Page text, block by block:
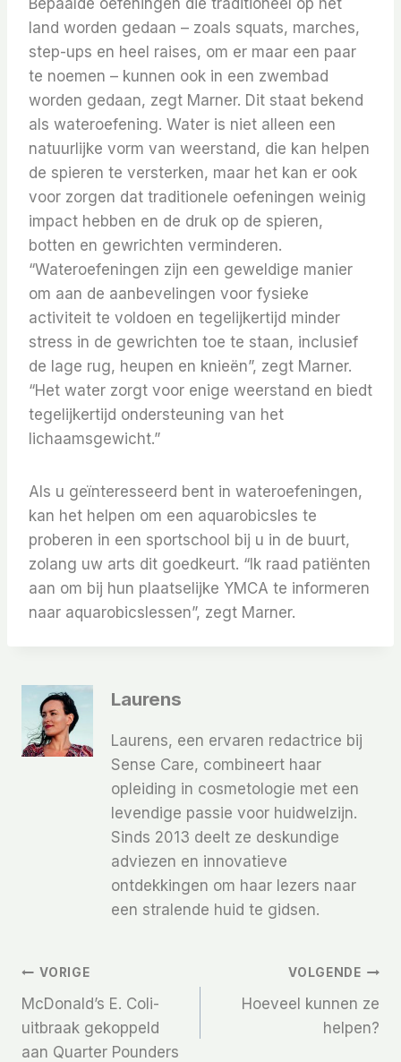
Bepaalde oefeningen die traditioneel op het
land worden gedaan – zoals squats, marches,
step-ups en heel raises, om er maar een paar
te noemen – kunnen ook in een zwembad
worden gedaan, zegt Marner. Dit staat bekend
als wateroefening. Water is niet alleen een
natuurlijke vorm van weerstand, die kan helpen
de spieren te versterken, maar het kan er ook
voor zorgen dat traditionele oefeningen weinig
impact hebben en de druk op de spieren,
botten en gewrichten verminderen.
“Wateroefeningen zijn een geweldige manier
om aan de aanbevelingen voor fysieke
activiteit te voldoen en tegelijkertijd minder
stress in de gewrichten toe te staan, inclusief
de lage rug, heupen en knieën”, zegt Marner.
“Het water zorgt voor enige weerstand en biedt
tegelijkertijd ondersteuning van het
lichaamsgewicht.”
Als u geïnteresseerd bent in wateroefeningen,
kan het helpen om een ​​aquarobicsles te
proberen in een sportschool bij u in de buurt,
zolang uw arts dit goedkeurt. “Ik raad patiënten
aan om bij hun plaatselijke YMCA te informeren
naar aquarobicslessen”, zegt Marner.
Laurens
Laurens, een ervaren redactrice bij
Sense Care, combineert haar
opleiding in cosmetologie met een
levendige passie voor huidwelzijn.
Sinds 2013 deelt ze deskundige
adviezen en innovatieve
ontdekkingen om haar lezers naar
een stralende huid te gidsen.
Bericht
Navigatie
VORIGE
McDonald’s E. Coli-
uitbraak gekoppeld
aan Quarter Pounders
VOLGENDE
Hoeveel kunnen ze
helpen?